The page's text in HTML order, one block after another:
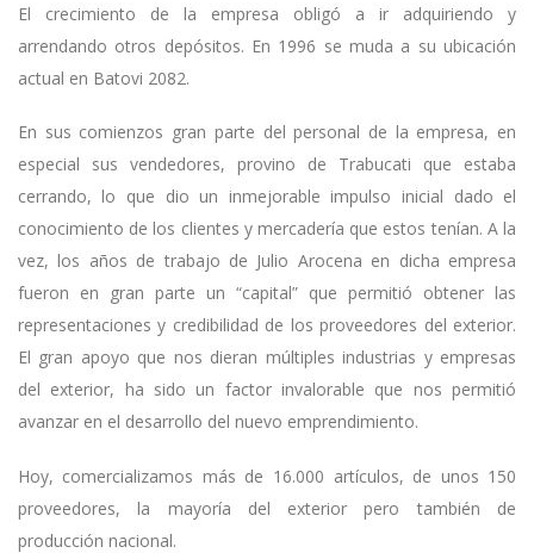
El crecimiento de la empresa obligó a ir adquiriendo y
arrendando otros depósitos. En 1996 se muda a su ubicación
actual en Batovi 2082.
En sus comienzos gran parte del personal de la empresa, en
especial sus vendedores, provino de Trabucati que estaba
cerrando, lo que dio un inmejorable impulso inicial dado el
conocimiento de los clientes y mercadería que estos tenían. A la
vez, los años de trabajo de Julio Arocena en dicha empresa
fueron en gran parte un “capital” que permitió obtener las
representaciones y credibilidad de los proveedores del exterior.
El gran apoyo que nos dieran múltiples industrias y empresas
del exterior, ha sido un factor invalorable que nos permitió
avanzar en el desarrollo del nuevo emprendimiento.
Hoy, comercializamos más de 16.000 artículos, de unos 150
proveedores, la mayoría del exterior pero también de
producción nacional.